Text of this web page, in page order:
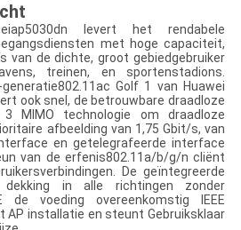
levert het rendabele
met hoge capaciteit,
van de dichte, groot gebiedgebruiker
treinen, en sportenstadions.
Golf 1 van Huawei
ook snel, de betrouwbare draadloze
MIMO technologie om draadloze
afbeelding van 1,75 Gbit/s, van
en getelegrafeerde interface
van de erfenis802.11a/b/g/n cliënt
De geïntegreerde
dekking in alle richtingen zonder
de voeding overeenkomstig IEEE
AP installatie en steunt Gebruiksklaar